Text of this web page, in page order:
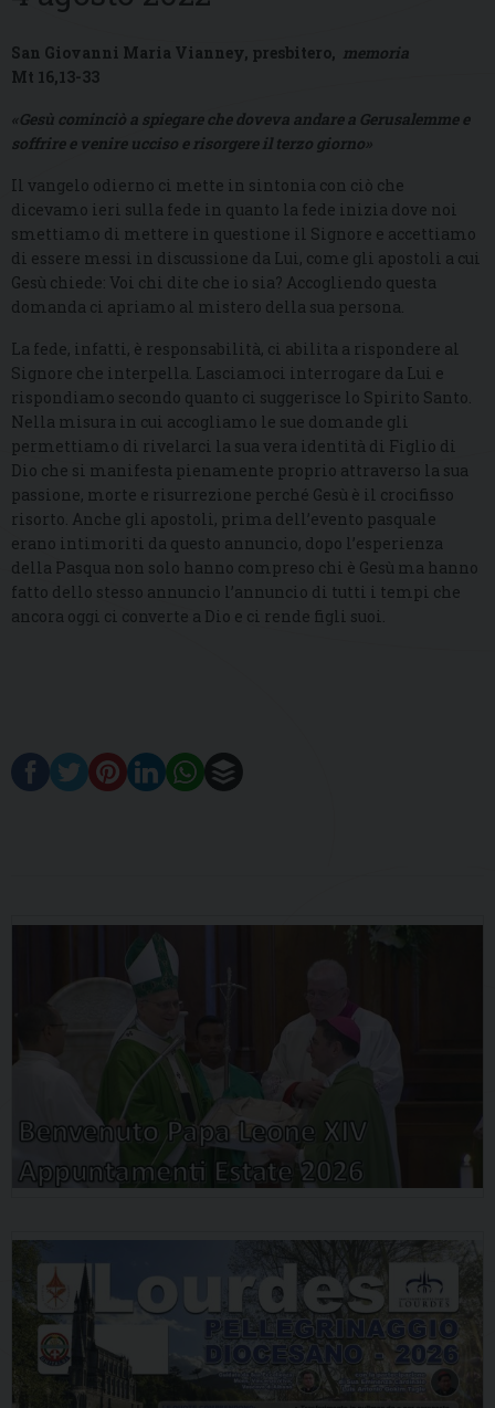
San Giovanni Maria Vianney, presbitero, memoria
Mt 16,13-33
«Gesù cominciò a spiegare che doveva andare a Gerusalemme e
soffrire e venire ucciso e risorgere il terzo giorno»
Il vangelo odierno ci mette in sintonia con ciò che
dicevamo ieri sulla fede in quanto la fede inizia dove noi
smettiamo di mettere in questione il Signore e accettiamo
di essere messi in discussione da Lui, come gli apostoli a cui
Gesù chiede: Voi chi dite che io sia? Accogliendo questa
domanda ci apriamo al mistero della sua persona.
La fede, infatti, è responsabilità, ci abilita a rispondere al
Signore che interpella. Lasciamoci interrogare da Lui e
rispondiamo secondo quanto ci suggerisce lo Spirito Santo.
Nella misura in cui accogliamo le sue domande gli
permettiamo di rivelarci la sua vera identità di Figlio di
Dio che si manifesta pienamente proprio attraverso la sua
passione, morte e risurrezione perché Gesù è il crocifisso
risorto. Anche gli apostoli, prima dell’evento pasquale
erano intimoriti da questo annuncio, dopo l’esperienza
della Pasqua non solo hanno compreso chi è Gesù ma hanno
fatto dello stesso annuncio l’annuncio di tutti i tempi che
ancora oggi ci converte a Dio e ci rende figli suoi.